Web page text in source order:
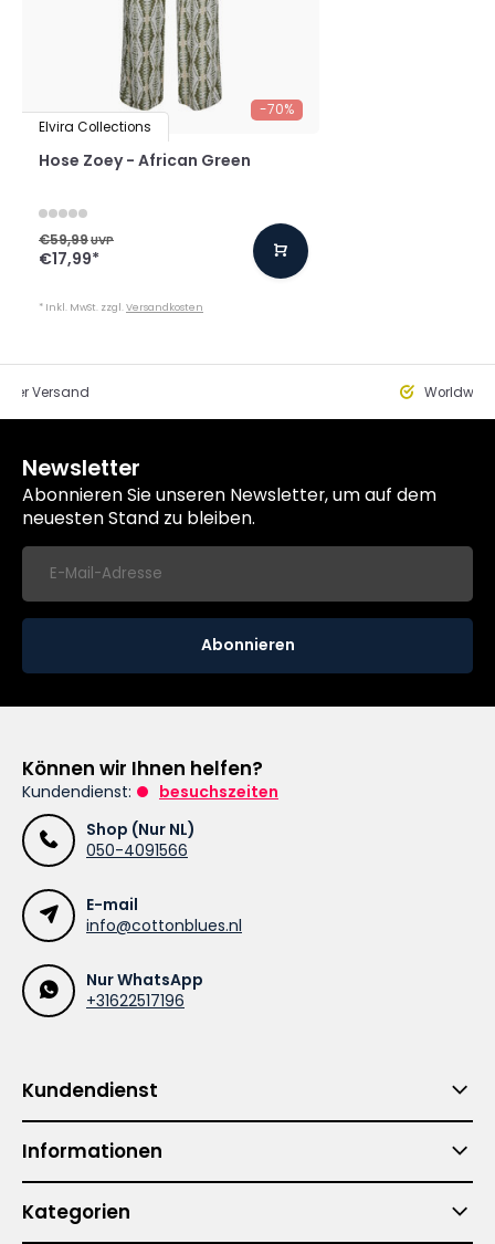
-70%
Elvira Collections
Hose Zoey - African Green
€59,99UVP
€17,99*
* Inkl. MwSt. zzgl.Versandkosten
Versand
Newsletter
Abonnieren Sie unseren Newsletter, um auf dem
neuesten Stand zu bleiben.
Abonnieren
Können wir Ihnen helfen?
Kundendienst:
besuchszeiten
Shop (Nur NL)
050-4091566
E-mail
info@cottonblues.nl
Nur WhatsApp
+31622517196
Kundendienst
Informationen
Kategorien